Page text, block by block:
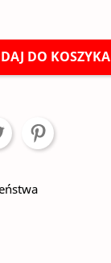
DO KOSZYKA